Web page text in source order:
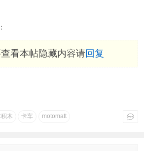
看本帖隐藏内容请回复
积木 卡车 motomatt